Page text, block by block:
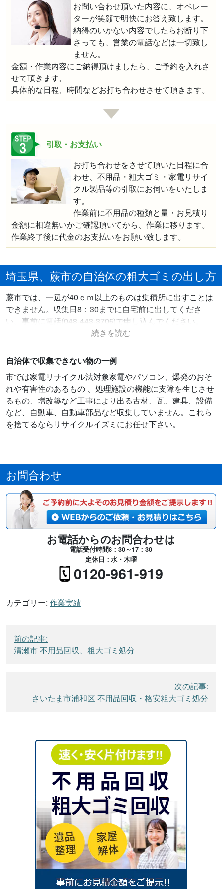
お問い合わせ頂いた内容に、オペレー
ターが笑顔で明快にお答え致します。
納得のいかない内容でしたらお断り下
さっても、営業の電話などは一切致し
ません。
金額・作業内容にご納得頂けましたら、ご予約を入れさ
せて頂きます。
具体的な日程、時間などお打ち合わせさせて頂きます。
引取・お支払い
お打ち合わせをさせて頂いた日程に合
わせ、不用品・粗大ゴミ・家電リサイ
クル製品等の引取にお伺いをいたしま
す。
作業前に不用品の種類と量・お見積り
金額に相違無いかご確認頂いてから、作業に移ります。
作業終了後に代金のお支払いをお願い致します。
埼玉県、蕨市の自治体の粗大ゴミの出し方
蕨市では、一辺が40ｃｍ以上のものは集積所に出すことは
できません。収集日8：30までに自宅前に出してくださ
い。事前に電話(048-443-3706)で申し込んでください。
自治体で収集できない物の一例
市では家電リサイクル法対象家電やパソコン、爆発のおそ
れや有害性のあるもの 、処理施設の機能に支障を生じさせ
るもの、増改築など工事により出る古材、瓦、建具、設備
など、自動車、自動車部品など収集していません。これら
を捨てるならリサイクルイズミにお任せ下さい。
お問合わせ
お電話からのお問合わせは
電話受付時間8：30～17：30
定休日：水・木曜
0120-961-919
カテゴリー: 作業実績
稿
ナ
前の記事:
清瀬市 不用品回収、粗大ゴミ処分
次の記事:
さいたま市浦和区 不用品回収・格安粗大ゴミ処分